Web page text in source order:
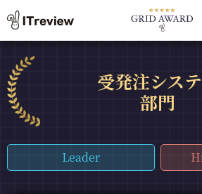
受発注シス
部門
Leader